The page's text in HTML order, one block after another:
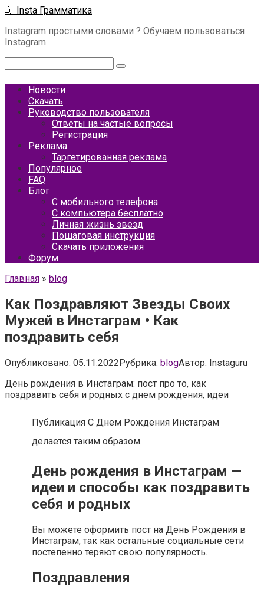
Перейти
контенту
🤳 Insta Грамматика
Instagram простыми словами ? Обучаем пользоваться
Instagram
Новости
Скачать
Руководство пользователя
Ответы на частые вопросы
Регистрация
Реклама
Таргетированная реклама
Популярное
FAQ
Блог
С мобильного телефона
С компьютера бесплатно
Личная жизнь звезд
Пошаговая инструкция
Скачать приложения
Форум
Главная » blog
Как Поздравляют Звезды Своих
Мужей в Инстаграм • Как
поздравить себя
Опубликовано: 05.11.2022Рубрика: blogАвтор: Instaguru
День рождения в Инстаграм: пост про то, как
поздравить себя и родных с днем рождения, идеи
Публикация С Днем Рождения Инстаграм
делается таким образом.
День рождения в Инстаграм —
идеи и способы как поздравить
себя и родных
Вы можете оформить пост на День Рождения в
Инстаграм, так как остальные социальные сети
постепенно теряют свою популярность.
Поздравления